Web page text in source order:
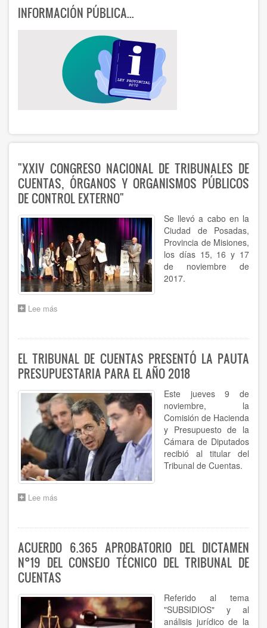
INFORMACIÓN PÚBLICA...
"XXIV CONGRESO NACIONAL DE TRIBUNALES DE
CUENTAS, ÓRGANOS Y ORGANISMOS PÚBLICOS
DE CONTROL EXTERNO"
Se llevó a cabo en la
Ciudad de Posadas,
Provincia de Misiones,
los días 15, 16 y 17
de noviembre de
2017.
Lee más
NACIONAL
DE
TRIBUNALES
DE
ÓRGANOS
Y
ORGANISMOS
PÚBLICOS
DE
CONTROL
EXTERNO"
EL TRIBUNAL DE CUENTAS PRESENTÓ LA PAUTA
PRESUPUESTARIA PARA EL AÑO 2018
Este jueves 9 de
noviembre, la
Comisión de Hacienda
y Presupuesto de la
Cámara de Diputados
recibió al titular del
Tribunal de Cuentas.
Lee más
DE
CUENTAS
PRESENTÓ
LA
PAUTA
PRESUPUESTARIA
PARA
AÑO
ACUERDO 6.365 APROBATORIO DEL DICTAMEN
N°19 DEL CONSEJO TÉCNICO DEL TRIBUNAL DE
CUENTAS
Referido al tema
"SUBSIDIOS" y al
análisis jurídico de la